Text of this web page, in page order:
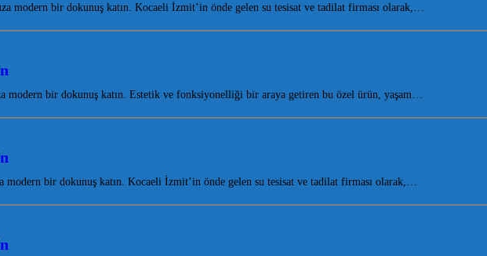
modern bir dokunuş katın. Kocaeli İzmit’in önde gelen su tesisat ve tadilat firması olarak,…
modern bir dokunuş katın. Estetik ve fonksiyonelliği bir araya getiren bu özel ürün, yaşam…
bir dokunuş katın. Kocaeli İzmit’in önde gelen su tesisat ve tadilat firması olarak,…